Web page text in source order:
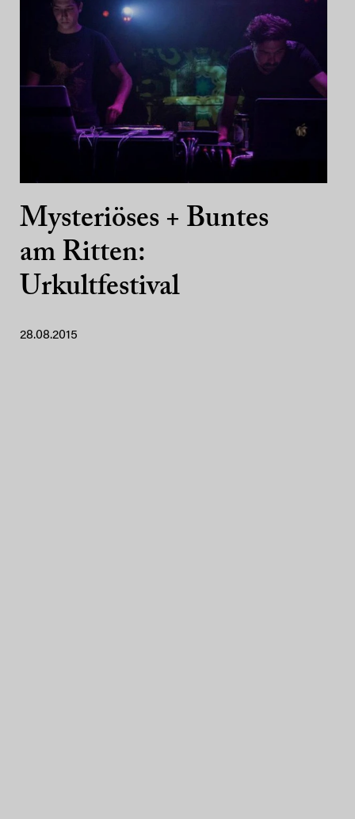
Mysteriöses + Buntes
am Ritten:
Urkultfestival
28.08.2015